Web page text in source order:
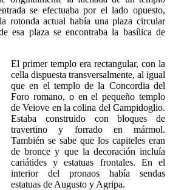
se efectuaba por el lado opuesto,
rotonda actual había una plaza circular
esa plaza se encontraba la basílica de
El primer templo era rectangular, con la
cella dispuesta transversalmente, al igual
que en el templo de la Concordia del
Foro romano, o en el pequeño templo
de Veiove en la colina del Campidoglio.
Estaba construido con bloques de
travertino y forrado en mármol.
También se sabe que los capiteles eran
de bronce y que la decoración incluía
cariátides y estatuas frontales. En el
interior del pronaos había sendas
estatuas de Augusto y Agripa.